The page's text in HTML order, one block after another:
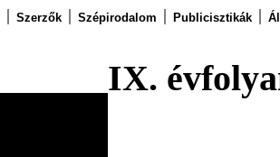
Szerzők Szépirodalom Publicisztikák
IX.